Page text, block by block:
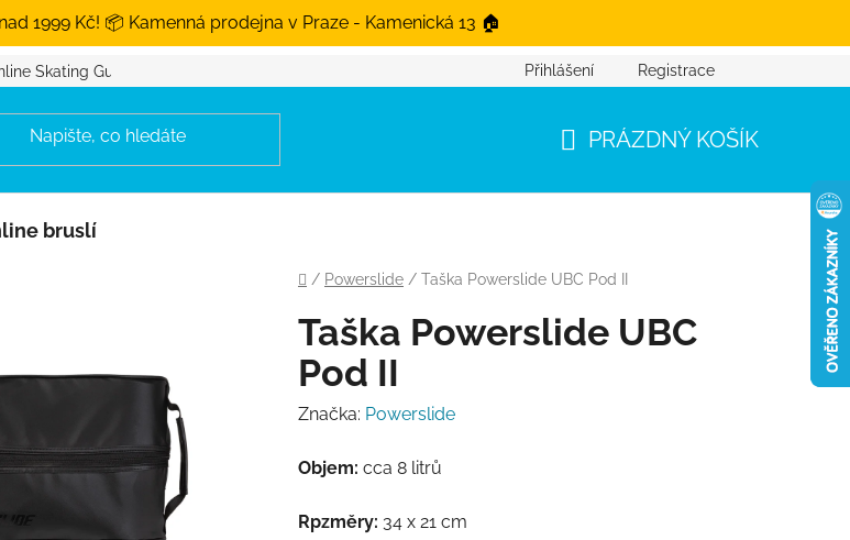
1999 Kč! 📦 Kamenná prodejna v Praze - Kamenická 13 🏠
Skating Guide Přihlášení Registrace
PRÁZDNÝ KOŠÍK
bruslí
Domů
/ Powerslide / Taška Powerslide UBC Pod II
Taška Powerslide UBC
Pod II
Značka: Powerslide
Objem: cca 8 litrů
Rpzměry: 34 x 21 cm